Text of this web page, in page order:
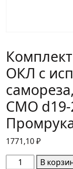
ОКЛ с
СМО d19-
1771,10₽
Количество
В